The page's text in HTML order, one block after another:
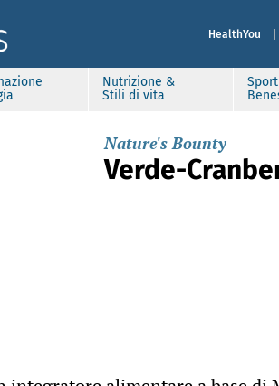
HealthYou
Nutrizione &
Stili di vita
Nature's Bounty
Verde-